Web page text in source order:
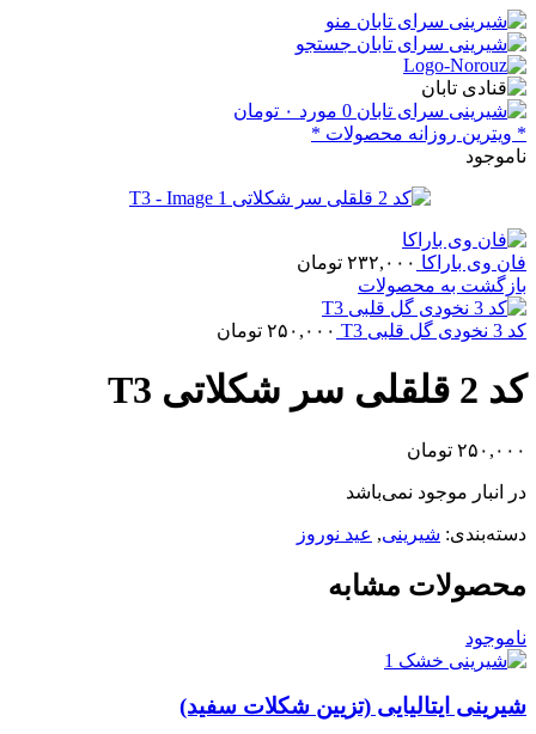
منو
جستجو
0 مورد ۰ تومان
* ویترین روزانه محصولات *
ناموجود
فان وی باراکا ۲۳۲,۰۰۰ تومان
بازگشت به محصولات
کد 3 نخودی گل قلبی T3 ۲۵۰,۰۰۰ تومان
کد 2 قلقلی سر شکلاتی T3
۲۵۰,۰۰۰ تومان
در انبار موجود نمی‌باشد
دسته‌بندی: شیرینی, عید نوروز
محصولات مشابه
ناموجود
شیرینی ایتالیایی (تزیین شکلات سفید)